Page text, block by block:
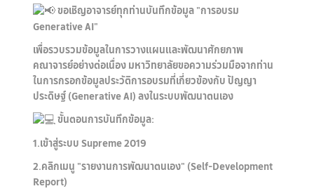
ขอเชิญอาจารย์ทุกท่านบันทึกข้อมูล "การอบรม
Generative AI"
เพื่อรวบรวมข้อมูลในการวางแผนและพัฒนาศักยภาพ
คณาจารย์อย่างต่อเนื่อง มหาวิทยาลัยขอความร่วมมือจากท่าน
ในการกรอกข้อมูลประวัติการอบรมที่เกี่ยวข้องกับ ปัญญา
ประดิษฐ์ (Generative AI) ลงในระบบพัฒนาตนเอง
ขั้นตอนการบันทึกข้อมูล:
1.เข้าสู่ระบบ Supreme 2019
2.คลิกเมนู "รายงานการพัฒนาตนเอง" (Self-Development
Report)